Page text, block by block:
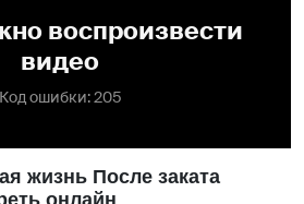
жизнь После заката
онлайн